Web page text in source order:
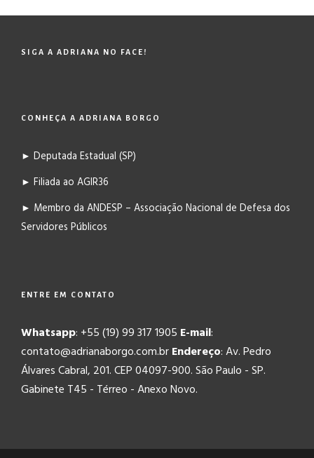
SIGA A ADRIANA NO FACE!
CONHEÇA A ADRIANA BORGO
► Deputada Estadual (SP)
► Filiada ao AGIR36
► Membro da ANDESP – Associação Nacional de Defesa dos
Servidores Públicos
ENTRE EM CONTATO
Whatsapp: +55 (19) 99 317 1905 E-mail:
contato@adrianaborgo.com.brEndereço: Av. Pedro
Álvares Cabral, 201. CEP 04097-900. São Paulo - SP.
Gabinete T45 - Térreo - Anexo Novo.